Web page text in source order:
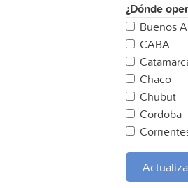
¿Dónde
Buenos
CABA
Chaco
Chubut
Cordoba
Entre
Formosa
Jujuy